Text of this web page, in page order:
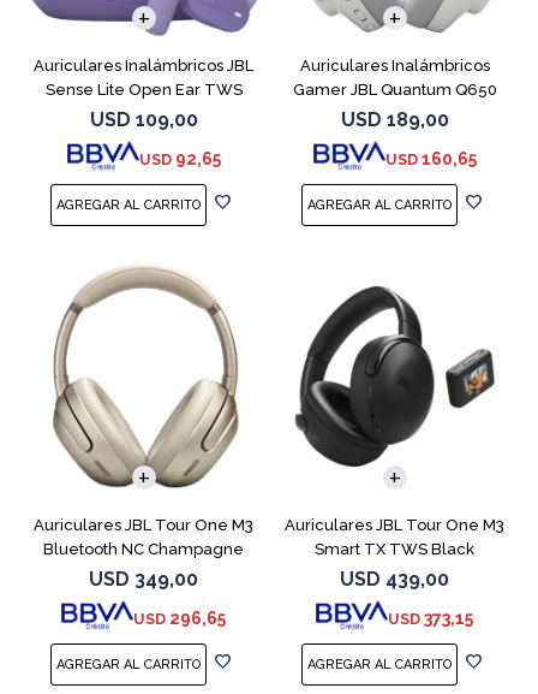
Auriculares Inalámbricos JBL
Sense Lite Open Ear TWS
Purple
USD 109,00
USD 92,65
Auriculares Inalámbricos
Gamer JBL Quantum Q650
Blanco
USD 189,00
USD 160,65
Auriculares JBL Tour One M3
Bluetooth NC Champagne
USD 349,00
USD 296,65
Auriculares JBL Tour One M3
Smart TX TWS Black
USD 439,00
USD 373,15